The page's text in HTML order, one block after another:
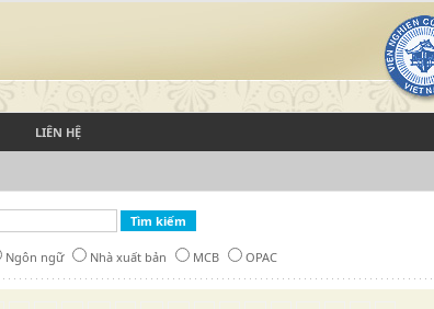
LIÊN HỆ
Ngôn ngữ Nhà xuất bản MCB OPAC